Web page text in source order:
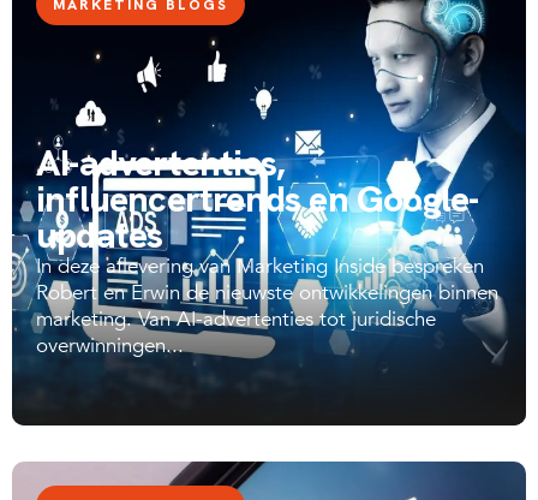
MARKETING BLOGS
AI-advertenties,
influencertrends en Google-
updates
In deze aflevering van Marketing Inside bespreken
Robert en Erwin de nieuwste ontwikkelingen binnen
marketing. Van AI-advertenties tot juridische
overwinningen...